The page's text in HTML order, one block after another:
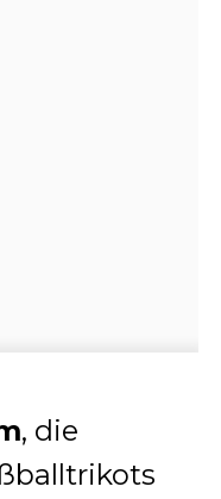
, die